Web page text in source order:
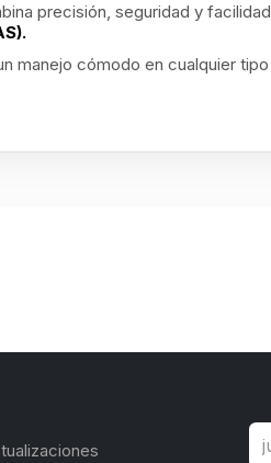
precisión, seguridad y
manejo cómodo en cualquier